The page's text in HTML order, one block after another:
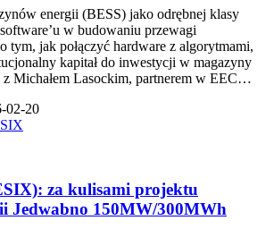
energii (BESS) jako odrębnej klasy
w budowaniu przewagi
tym, jak połączyć hardware z algorytmami,
kapitał do inwestycji w magazyny
Michałem Lasockim, partnerem w EEC…
02-20
za kulisami projektu
Jedwabno 150MW/300MWh